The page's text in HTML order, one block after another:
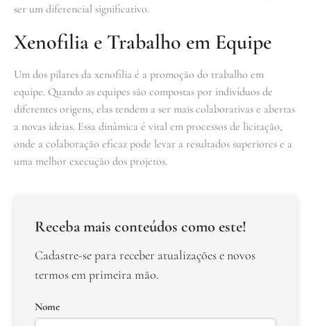
ser um diferencial significativo.
Xenofilia e Trabalho em Equipe
Um dos pilares da xenofilia é a promoção do trabalho em
equipe. Quando as equipes são compostas por indivíduos de
diferentes origens, elas tendem a ser mais colaborativas e abertas
a novas ideias. Essa dinâmica é vital em processos de licitação,
onde a colaboração eficaz pode levar a resultados superiores e a
uma melhor execução dos projetos.
Receba mais conteúdos como este!
Cadastre-se para receber atualizações e novos
termos em primeira mão.
Nome